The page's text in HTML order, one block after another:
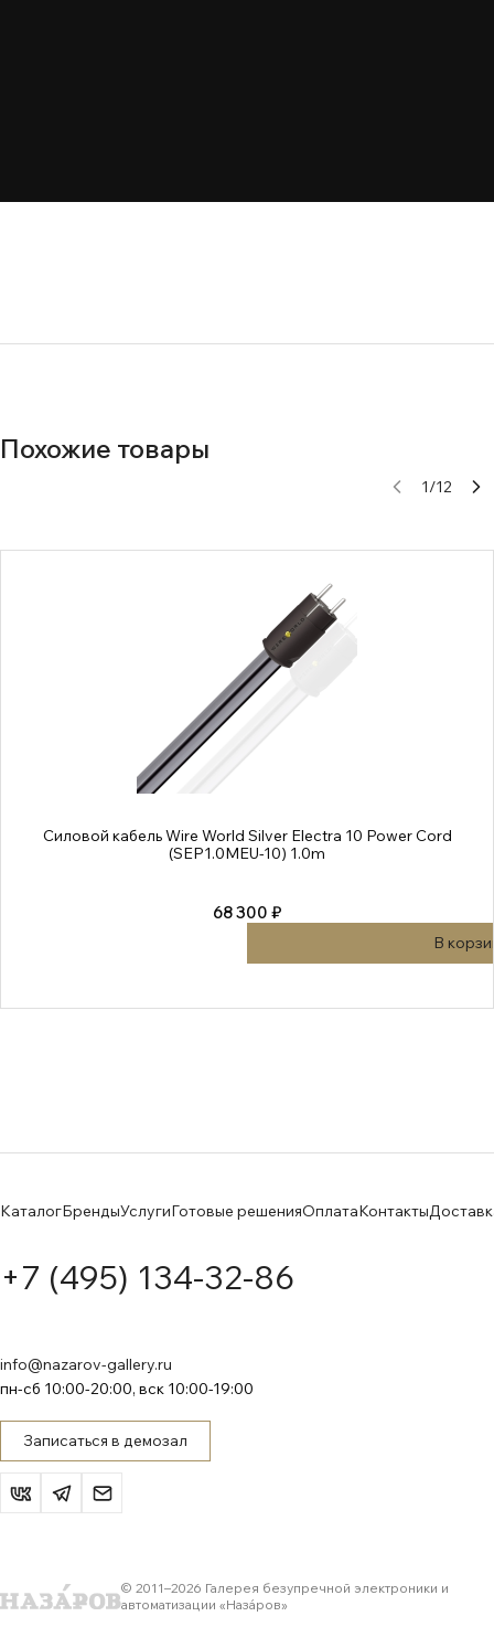
Похожие товары
1/12
Силовой кабель Wire World Silver Electra 10 Power Cord
(SEP1.0MEU-10) 1.0m
68 300 ₽
В
КаталогБрендыУслугиГотовые решенияОплатаКонтакты
+7 (495) 134-32-86
info@nazarov-gallery.ru
пн-сб 10:00-20:00, вск 10:00-19:00
Записаться в демозал
© 2011–2026 Галерея безупречной электроники и
автоматизации «Назáров»